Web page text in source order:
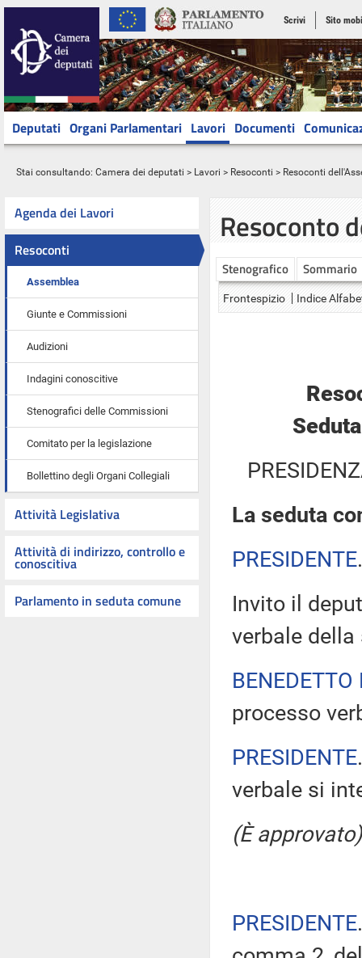
Scrivi Sito
Deputati Organi Parlamentari Lavori Documenti
Stai consultando: Camera dei deputati > Lavori > Resoconti > Resoconti
Agenda dei Lavori
Resoconti
Assemblea
Giunte e Commissioni
Audizioni
Indagini conoscitive
Stenografici delle Commissioni
Comitato per la legislazione
Bollettino degli Organi Collegiali
Attività Legislativa
Attività di indirizzo, controllo e
conoscitiva
Parlamento in seduta comune
Resoconto
Stenografico Sommario
Frontespizio Indice
La seduta
PRESIDENTE
Invito il
verbale della
processo
PRESIDENTE
verbale si
(È approvato)
PRESIDENTE